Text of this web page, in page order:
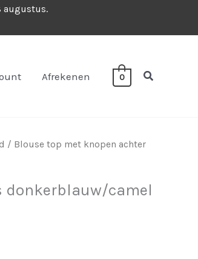
augustus.
Afrekenen 0 Zoeken
/ Blouse top met knopen achter
donkerblauw/camel